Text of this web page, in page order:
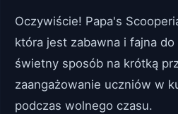
Oczywiście! Papa's
która jest zabawna i fajna
świetny sposób na krótką
zaangażowanie uczniów w
podczas wolnego czasu.